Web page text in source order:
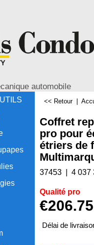
automobile
<< Retour
Coffret
pro pour
étriers de
37453 4 037
Qualité pro
€206.75
Délai de